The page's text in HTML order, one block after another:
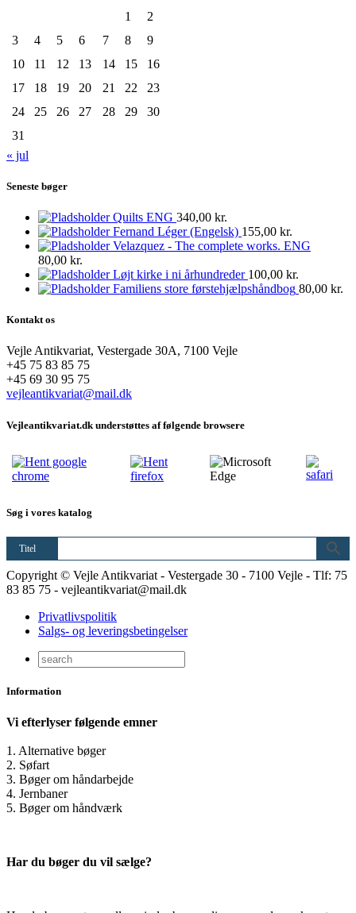
1
2
3
4 5 6 7 8
9
10
11 12 13 14 15
16
17
18 19 20 21 22
23
24
25 26 27 28 29
30
31
« jul
Seneste bøger
Quilts ENG 340,00 kr.
Fernand Léger (Engelsk) 155,00 kr.
Velazquez - The complete works. ENG
80,00 kr.
Løjt kirke i ni århundreder 100,00 kr.
Familiens store førstehjælpshåndbog 80,00 kr.
Kontakt os
Vejle Antikvariat, Vestergade 30A, 7100 Vejle
+45 75 83 85 75
+45 69 30 95 75
vejleantikvariat@mail.dk
Vejleantikvariat.dk understøttes af følgende browsere
Søg i vores katalog
Titel
Copyright © Vejle Antikvariat - Vestergade 30 - 7100 Vejle - Tlf: 75
83 85 75 - vejleantikvariat@mail.dk
Privatlivspolitik
Salgs- og leveringsbetingelser
Information
Vi efterlyser følgende emner
1. Alternative bøger
2. Søfart
3. Bøger om håndarbejde
4. Jernbaner
5. Bøger om håndværk
Har du bøger du vil sælge?